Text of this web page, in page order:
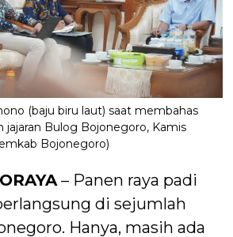
(baju biru laut) saat membahas
jajaran Bulog Bojonegoro, Kamis
Bojonegoro)
– Panen raya padi
di sejumlah
Hanya, masih ada